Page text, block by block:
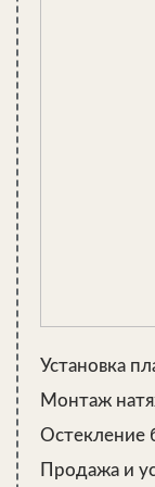
Если решено
рациональнее
наружу.
антисептик,
горячих и влажных
необходимости
ответа. Так стоит
Окно в
Сделать
Вопрос как
Разные мнения о
света: нужен
красивости
Установка
Монтаж
Остекление
Продажа и